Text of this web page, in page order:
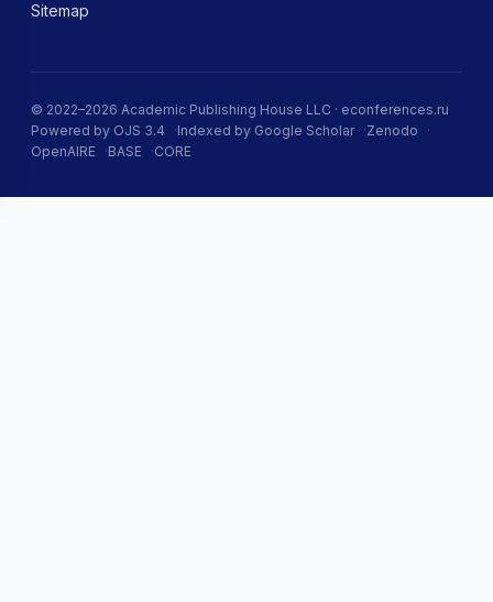
Sitemap
© 2022–2026 Academic Publishing House LLC · econferences.ru
Powered by OJS 3.4
Indexed by Google Scholar
Zenodo
OpenAIRE
BASE CORE